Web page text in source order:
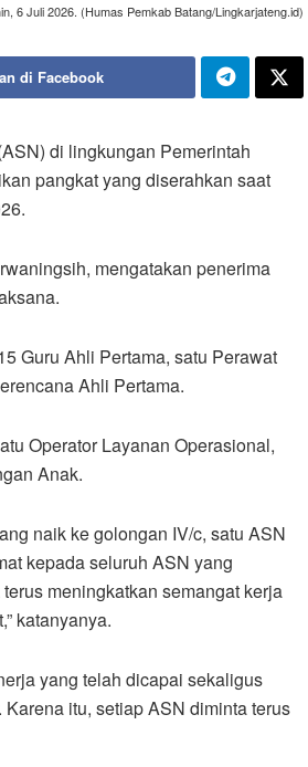
6 Juli 2026. (Humas Pemkab Batang/Lingkarjateng.id)
di Facebook
di lingkungan Pemerintah
pangkat yang diserahkan saat
mengatakan penerima
Guru Ahli Pertama, satu Perawat
Ahli Pertama.
Operator Layanan Operasional,
Anak.
naik ke golongan IV/c, satu ASN
kepada seluruh ASN yang
meningkatkan semangat kerja
katanyanya.
yang telah dicapai sekaligus
itu, setiap ASN diminta terus